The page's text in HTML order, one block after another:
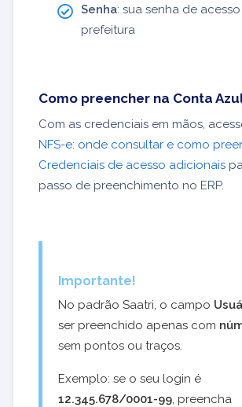
Senha: sua senha de
prefeitura
Como preencher na Conta
Com as credenciais em mãos,
NFS-e: onde consultar e como
Credenciais de acesso adicionais
passo de preenchimento no ERP.
Importante!
No padrão Saatri, o campo
ser preenchido apenas com
sem pontos ou traços.
Exemplo: se o seu login é
12.345.678/0001-99 , preencha